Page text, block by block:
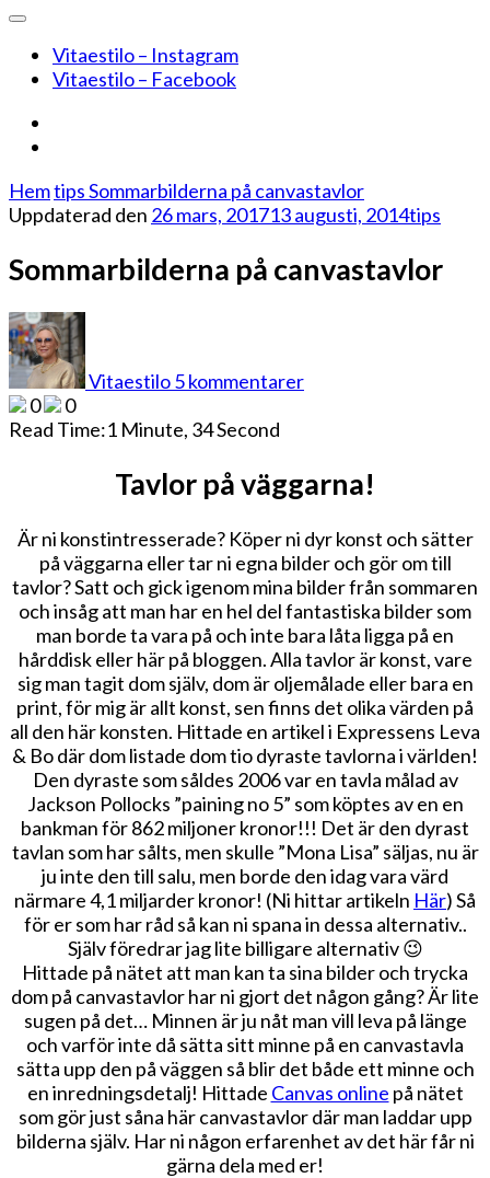
Vitaestilo – Instagram
Vitaestilo – Facebook
HemtipsSommarbilderna på canvastavlor
Uppdaterad den 26 mars, 201713 augusti, 2014tips
Sommarbilderna på canvastavlor
Vitaestilo5 kommentarer
canvastavlor
0
0
Read Time:1 Minute, 34 Second
Tavlor på väggarna!
Är ni konstintresserade? Köper ni dyr konst och sätter
på väggarna eller tar ni egna bilder och gör om till
tavlor? Satt och gick igenom mina bilder från sommaren
och insåg att man har en hel del fantastiska bilder som
man borde ta vara på och inte bara låta ligga på en
hårddisk eller här på bloggen. Alla tavlor är konst, vare
sig man tagit dom själv, dom är oljemålade eller bara en
print, för mig är allt konst, sen finns det olika värden på
all den här konsten. Hittade en artikel i Expressens Leva
& Bo där dom listade dom tio dyraste tavlorna i världen!
Den dyraste som såldes 2006 var en tavla målad av
Jackson Pollocks ”paining no 5” som köptes av en en
bankman för 862 miljoner kronor!!! Det är den dyrast
tavlan som har sålts, men skulle ”Mona Lisa” säljas, nu är
ju inte den till salu, men borde den idag vara värd
närmare 4,1 miljarder kronor! (Ni hittar artikeln Här) Så
för er som har råd så kan ni spana in dessa alternativ..
Själv föredrar jag lite billigare alternativ 😉
Hittade på nätet att man kan ta sina bilder och trycka
dom på canvastavlor har ni gjort det någon gång? Är lite
sugen på det… Minnen är ju nåt man vill leva på länge
och varför inte då sätta sitt minne på en canvastavla
sätta upp den på väggen så blir det både ett minne och
en inredningsdetalj! Hittade Canvas online på nätet
som gör just såna här canvastavlor där man laddar upp
bilderna själv. Har ni någon erfarenhet av det här får ni
gärna dela med er!